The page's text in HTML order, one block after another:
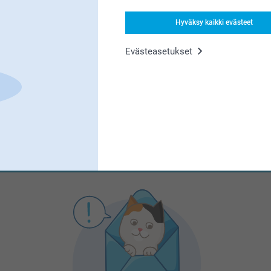
Hyväksy kaikki evästeet
Evästeasetukset
Olemme täällä sinun vuoksesi